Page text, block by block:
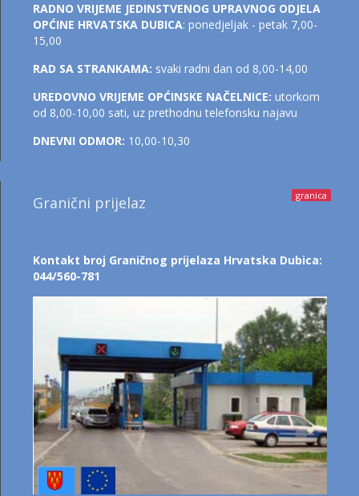
RADNO VRIJEME JEDINSTVENOG UPRAVNOG ODJELA
OPĆINE HRVATSKA DUBICA: ponedjeljak - petak 7,00-
15,00
RAD SA STRANKAMA: svaki radni dan od 8,00-14,00
UREDOVNO VRIJEME OPĆINSKE NAČELNICE: utorkom
od 8,00-10,00 sati, uz prethodnu telefonsku najavu
DNEVNI ODMOR: 10,00-10,30
granica
Granični prijelaz
Kontakt broj Graničnog prijelaza Hrvatska Dubica:
044/560-781